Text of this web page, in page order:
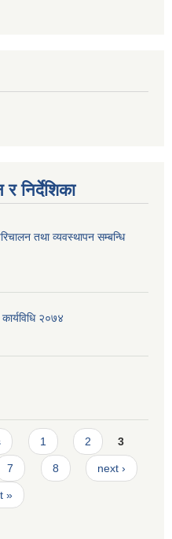
निर्देशिका
तथा व्यवस्थापन सम्बन्धि
२०७४
1 2 3
7 8 next ›
»